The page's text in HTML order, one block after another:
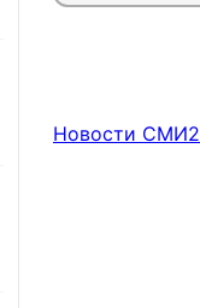
Новости СМИ2